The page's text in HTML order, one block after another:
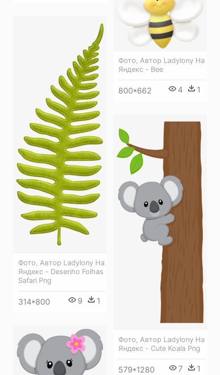
Фото, Автор Ladylony На
Яндекс - Bee
800*662 4 1
Фото, Автор Ladylony На
Яндекс - Desenho Folhas
Safari Png
314*800 9 1
Фото, Автор Ladylony На
Яндекс - Cute Koala Png
579*1280 7 1